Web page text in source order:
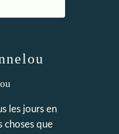
les jours en
choses que